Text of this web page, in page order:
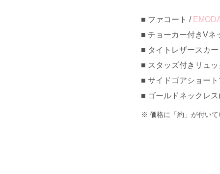
ファコート /
チョーカー付きVネ
タイトレザースカ
スタッズ付きリュ
サイドゴアショー
ゴールドネックレ
価格に「約」が付い